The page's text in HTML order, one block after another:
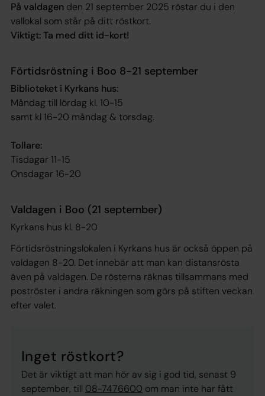
På valdagen den 21 september 2025 röstar du i den
vallokal som står på ditt röstkort.
Viktigt: Ta med ditt id-kort!
Förtidsröstning i Boo 8-21 september
Biblioteket i Kyrkans hus:
Måndag till lördag kl. 10-15
samt kl 16-20 måndag & torsdag.
Tollare:
Tisdagar 11-15
Onsdagar 16-20
Valdagen i Boo (21 september)
Kyrkans hus kl. 8-20
Förtidsröstningslokalen i Kyrkans hus är också öppen på
valdagen 8-20. Det innebär att man kan distansrösta
även på valdagen. De rösterna räknas tillsammans med
poströster i andra räkningen som görs på stiften veckan
efter valet.
Inget röstkort?
Det är viktigt att man hör av sig i god tid, senast 9
september, till 08-7476600 om man inte har fått